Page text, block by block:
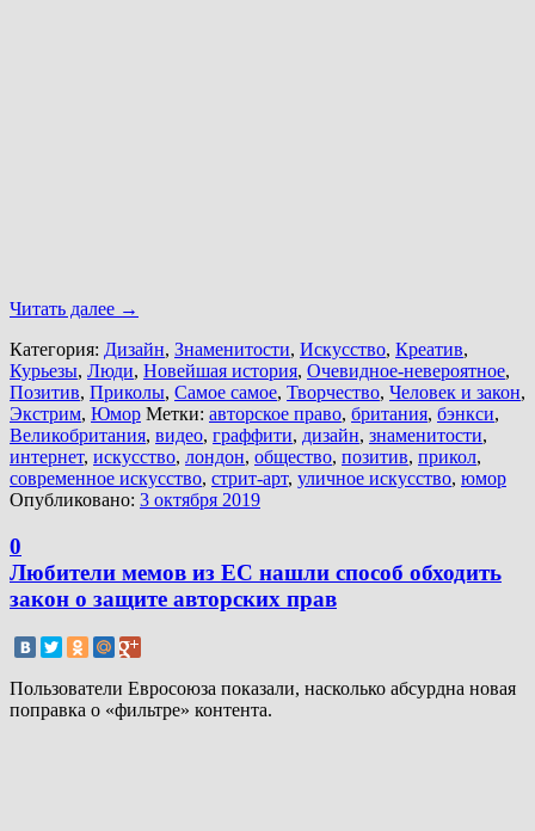
Читать далее →
Категория: Дизайн, Знаменитости, Искусство, Креатив,
Курьезы, Люди, Новейшая история, Очевидное-невероятное,
Позитив, Приколы, Самое самое, Творчество, Человек и закон,
Экстрим, Юмор Метки: авторское право, британия, бэнкси,
Великобритания, видео, граффити, дизайн, знаменитости,
интернет, искусство, лондон, общество, позитив, прикол,
современное искусство, стрит-арт, уличное искусство, юмор
Опубликовано: 3 октября 2019
0
Любители мемов из ЕС нашли способ обходить
закон о защите авторских прав
Пользователи Евросоюза показали, насколько абсурдна новая
поправка о «фильтре» контента.